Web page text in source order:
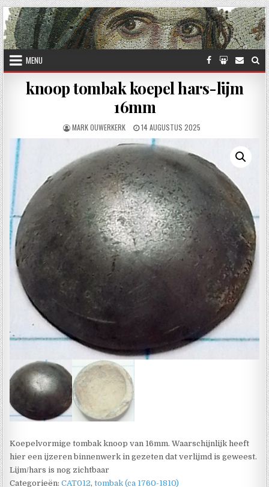
Skip to content
MENU
knoop tombak koepel hars-lijm
16mm
AUTHOR:
MARK OUWERKERK PUBLISHED DATE:
14 AUGUSTUS 2025
Koepelvormige tombak knoop van 16mm. Waarschijnlijk heeft
hier een ijzeren binnenwerk in gezeten dat verlijmd is geweest.
Lijm/hars is nog zichtbaar
Categorieën:CAT012,tombak (ca 1760-1810)